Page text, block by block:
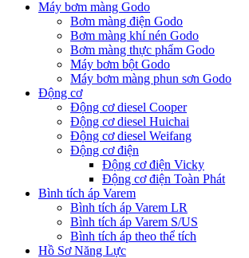
Máy bơm màng Godo
Bơm màng điện Godo
Bơm màng khí nén Godo
Bơm màng thực phẩm Godo
Máy bơm bột Godo
Máy bơm màng phun sơn Godo
Động cơ
Động cơ diesel Cooper
Động cơ diesel Huichai
Động cơ diesel Weifang
Động cơ điện
Động cơ điện Vicky
Động cơ điện Toàn Phát
Bình tích áp Varem
Bình tích áp Varem LR
Bình tích áp Varem S/US
Bình tích áp theo thể tích
Hồ Sơ Năng Lực